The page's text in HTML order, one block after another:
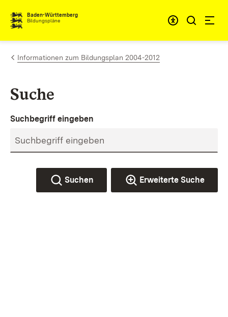
Zum Inhalt springen
Baden-Württemberg
Bildungspläne
Informationen zum Bildungsplan 2004-2012
Suche
Suchbegriff eingeben
Suchen Erweiterte Suche